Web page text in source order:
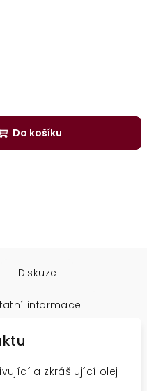
Do košíku
Diskuze
informace
a zkrášlující olej